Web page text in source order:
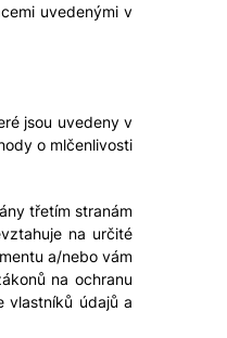
uvedenými v
jsou uvedeny v
o mlčenlivosti
třetím stranám
na určité
a/nebo vám
na ochranu
vlastníků údajů a